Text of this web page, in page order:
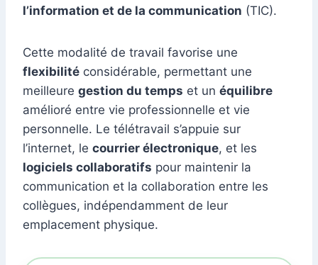
l’information et de la communication (TIC).
Cette modalité de travail favorise une
flexibilité considérable, permettant une
meilleure gestion du temps et un équilibre
amélioré entre vie professionnelle et vie
personnelle. Le télétravail s’appuie sur
l’internet, le courrier électronique, et les
logiciels collaboratifs pour maintenir la
communication et la collaboration entre les
collègues, indépendamment de leur
emplacement physique.